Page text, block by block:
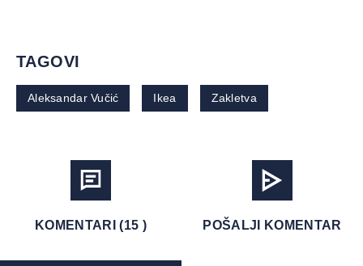
TAGOVI
Aleksandar Vučić Ikea Zakletva
KOMENTARI (15 ) POŠALJI KOMENTAR